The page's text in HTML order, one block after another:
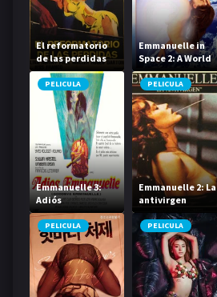
El reformatorio
de las perdidas
Emmanuelle in
Space 2: A World
of Desire
PELICULA
Emmanuelle 3:
Adiós
Emmanuelle
PELICULA
Emmanuelle 2: La
antivirgen
PELICULA PELICULA